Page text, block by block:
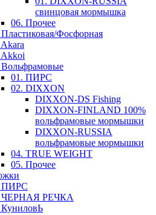
свинцовая мормышка
06. Прочее
Фосфорная
Akkoi
Вольфрамовые
01. ПИРС
02. DIXXON
DIXXON-DS Fishing
DIXXON-FINLAND 100%
вольфрамовые мормышки
DIXXON-RUSSIA
вольфрамовые мормышки
04. TRUE WEIGHT
05. Прочее
ПИРС
ЧЕРНАЯ РЕЧКА
КуниловЬ